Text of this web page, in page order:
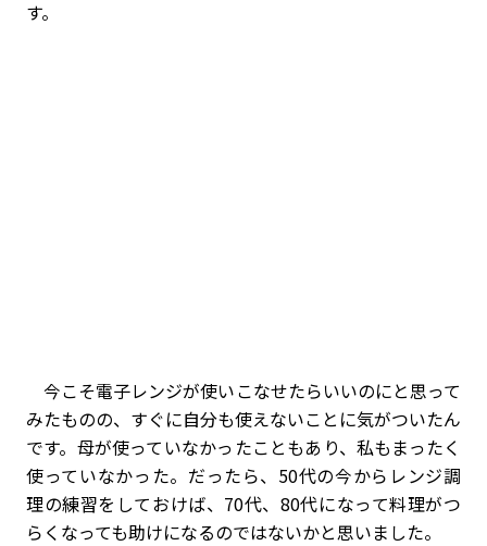
す。
今こそ電子レンジが使いこなせたらいいのにと思って
みたものの、すぐに自分も使えないことに気がついたん
です。母が使っていなかったこともあり、私もまったく
使っていなかった。だったら、50代の今からレンジ調
理の練習をしておけば、70代、80代になって料理がつ
らくなっても助けになるのではないかと思いました。